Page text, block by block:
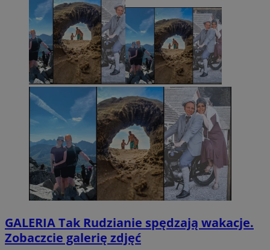
GALERIATak Rudzianie spędzają wakacje.
Zobaczcie galerię zdjęć